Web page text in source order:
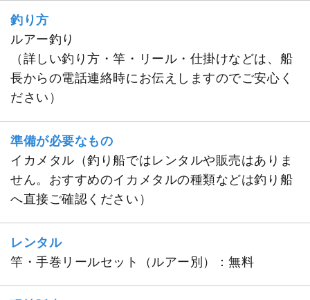
釣り方
ルアー釣り
（詳しい釣り方・竿・リール・仕掛けなどは、船
長からの電話連絡時にお伝えしますのでご安心く
ださい）
準備が必要なもの
イカメタル（釣り船ではレンタルや販売はありま
せん。おすすめのイカメタルの種類などは釣り船
へ直接ご確認ください）
レンタル
竿・手巻リールセット（ルアー別）：無料